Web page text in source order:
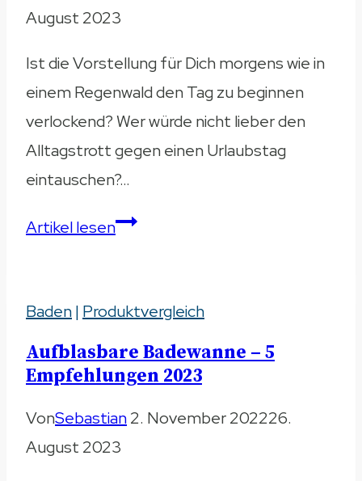
August 2023
Ist die Vorstellung für Dich morgens wie in
einem Regenwald den Tag zu beginnen
verlockend? Wer würde nicht lieber den
Alltagstrott gegen einen Urlaubstag
eintauschen?…
Artikel lesenRegendusche
–
Produkte
Vergleich
2023
Baden| Produktvergleich
Aufblasbare Badewanne – 5
Empfehlungen 2023
VonSebastian2. November 202226.
August 2023